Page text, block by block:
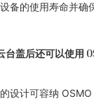
备的使用寿命并确
台盖后还可以使用
设计可容纳